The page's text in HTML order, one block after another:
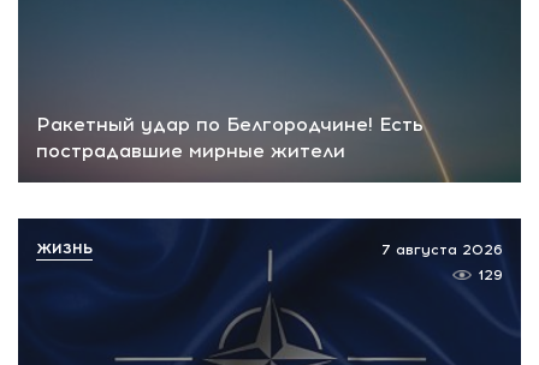
Ракетный удар по Белгородчине! Есть
пострадавшие мирные жители
7 августа 2026
129
ЖИЗНЬ